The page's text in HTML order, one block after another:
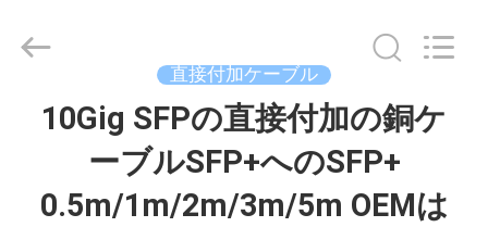
supplier.
直接付加ケーブル
10Gig SFPの直接付加の銅ケ
ーブルSFP+へのSFP+
0.5m/1m/2m/3m/5m OEMは